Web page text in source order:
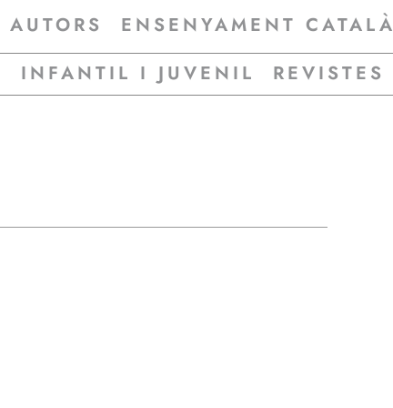
AUTORS ENSENYAMENT CATALÀ
INFANTIL I JUVENIL REVISTES